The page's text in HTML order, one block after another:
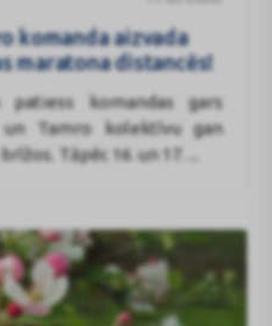
komanda aizvada
maratona distancēs!
patiess komandas gars
Tamro kolektīvu gan
Tāpēc 16. un 17. ...